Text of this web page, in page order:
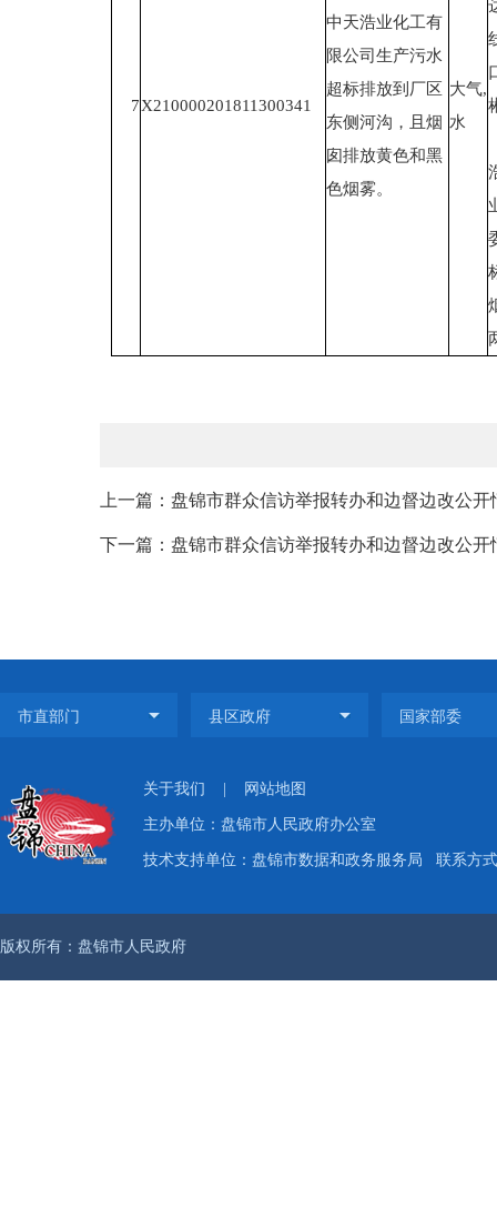
7X210000201811300341
中天浩业化工有
限公司生产污水
超标排放到厂区
东侧河沟，且烟
囱排放黄色和黑
色烟雾。
大气,
水
上一篇：盘锦市群众信访举报转办和边督边改公
下一篇：盘锦市群众信访举报转办和边督边改公开
关于我们 网站地图
主办单位：盘锦市人民政府办公室
技术支持单位：盘锦市数据和政务服务局 联系方
版权所有：盘锦市人民政府